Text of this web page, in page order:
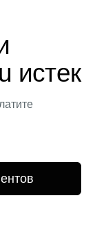
истек